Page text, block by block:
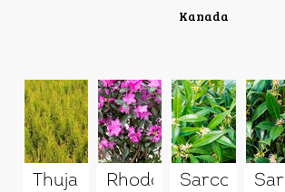
Kanada
Thuja RhododendronSarcococca